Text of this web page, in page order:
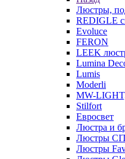
Люстры,
REDIGLE
Evoluce
FERON
LEEK
Lumina
Lumis
Moderli
MW-
Stilfort
Евросвет
Люстра и
Люстры
Люстры